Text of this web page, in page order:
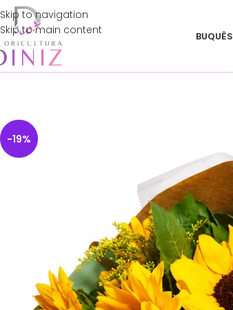
Skip to navigation
Skip to main content
BUQUÊS
-19%